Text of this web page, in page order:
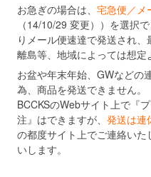
お急ぎの場合は、宅急便／メ
（14/10/29 変更））を選択
りメール便速達で発送され、
離島等、地域によっては想定
お盆や年末年始、GWなどの
為、商品を発送できません。
BCCKSのWebサイト上で『
注』はできますが、発送は連
の都度サイト上でご連絡い
いします。